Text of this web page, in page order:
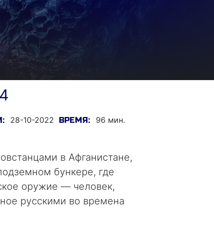
28-10-2022 ВРЕМЯ: 96 мин.
в Афганистане,
бункере, где
оружие — человек,
русскими во времена